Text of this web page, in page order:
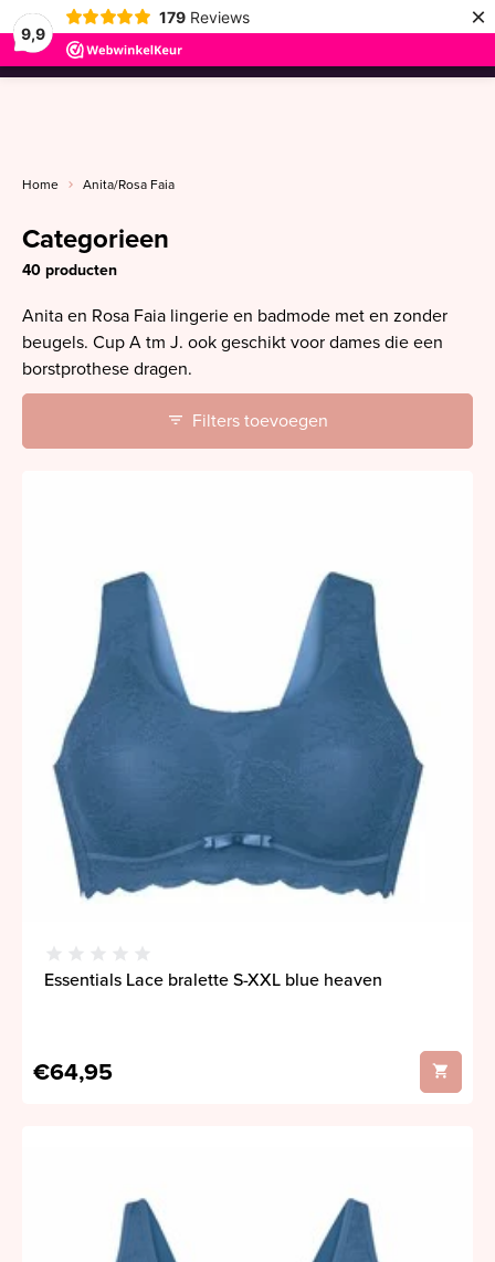
9,9
179 Reviews ×
menu
Home Anita/Rosa Faia
Categorieen
40 producten
Anita en Rosa Faia lingerie en badmode met en zonder
beugels. Cup A tm J. ook geschikt voor dames die een
borstprothese dragen.
Filters toevoegen
Essentials Lace bralette S-XXL blue heaven
€64,95